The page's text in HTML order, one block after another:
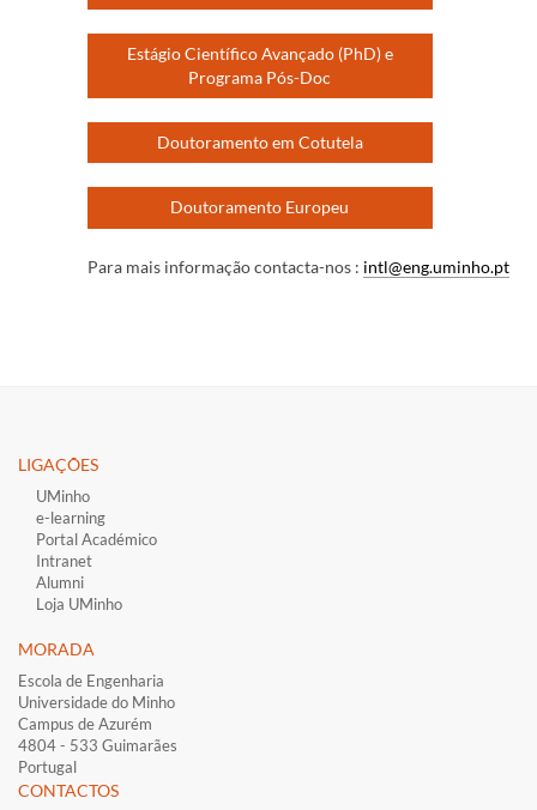
Estágio Científico Avançado (PhD) e
Programa Pós-Doc
Doutoramento em Cotutela
Doutoramento Europeu
Para mais informação contacta-nos : intl@eng.uminho.pt
LIGAÇÕES​
UMinho
e-learning
Portal Académico
Intranet
Alumni
Loja UMinho
MORADA
Escola de Engenharia
Universidade do Minho
Campus de Azurém
4804 - 533 Guimarães
Portugal
CONTACTOS